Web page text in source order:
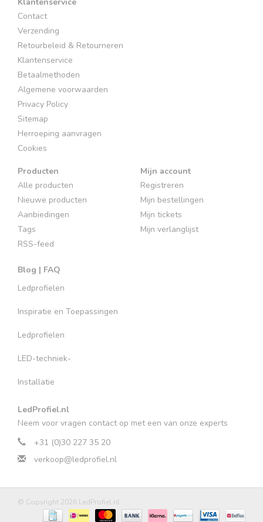
Contact
Verzending
Retourbeleid & Retourneren
Klantenservice
Betaalmethoden
Algemene voorwaarden
Privacy Policy
Sitemap
Herroeping aanvragen
Cookies
Producten
Alle producten
Nieuwe producten
Aanbiedingen
Tags
RSS-feed
Blog | FAQ
Ledprofielen
Inspiratie en Toepassingen
Ledprofielen
LED-techniek-
Installatie
Mijn account
Registreren
Mijn bestellingen
Mijn tickets
Mijn verlanglijst
LedProfiel.nl
Neem voor vragen contact op met een van onze experts
+31 (0)30 227 35 20
verkoop@ledprofiel.nl
© Copyright 2026 LedProfiel.nl